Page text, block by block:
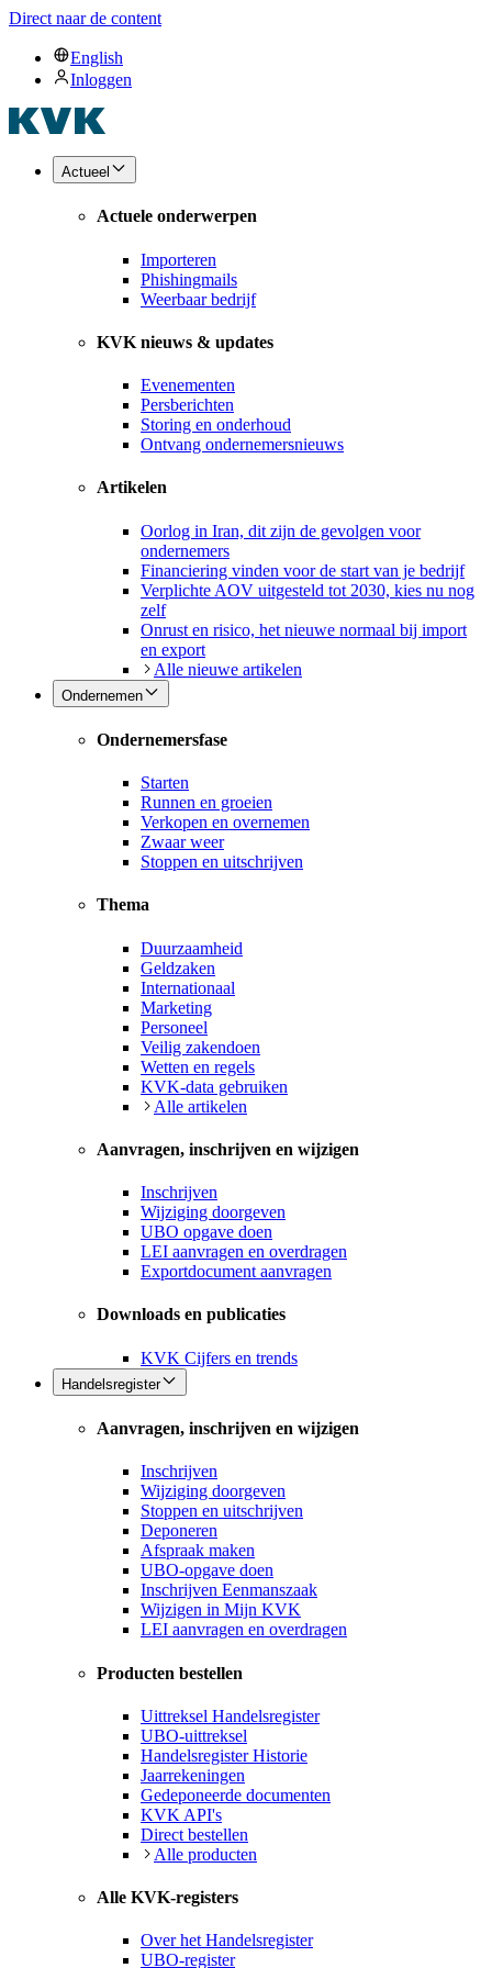
Direct naar de content
English
Inloggen
Actueel
Actuele onderwerpen
Importeren
Phishingmails
Weerbaar bedrijf
KVK nieuws & updates
Evenementen
Persberichten
Storing en onderhoud
Ontvang ondernemersnieuws
Artikelen
Oorlog in Iran, dit zijn de gevolgen voor
ondernemers
Financiering vinden voor de start van je bedrijf
Verplichte AOV uitgesteld tot 2030, kies nu nog
zelf
Onrust en risico, het nieuwe normaal bij import
en export
Alle nieuwe artikelen
Ondernemen
Ondernemersfase
Starten
Runnen en groeien
Verkopen en overnemen
Zwaar weer
Stoppen en uitschrijven
Thema
Duurzaamheid
Geldzaken
Internationaal
Marketing
Personeel
Veilig zakendoen
Wetten en regels
KVK-data gebruiken
Alle artikelen
Aanvragen, inschrijven en wijzigen
Inschrijven
Wijziging doorgeven
UBO opgave doen
LEI aanvragen en overdragen
Exportdocument aanvragen
Downloads en publicaties
KVK Cijfers en trends
Handelsregister
Aanvragen, inschrijven en wijzigen
Inschrijven
Wijziging doorgeven
Stoppen en uitschrijven
Deponeren
Afspraak maken
UBO-opgave doen
Inschrijven Eenmanszaak
Wijzigen in Mijn KVK
LEI aanvragen en overdragen
Producten bestellen
Uittreksel Handelsregister
UBO-uittreksel
Handelsregister Historie
Jaarrekeningen
Gedeponeerde documenten
KVK API's
Direct bestellen
Alle producten
Alle KVK-registers
Over het Handelsregister
UBO-register